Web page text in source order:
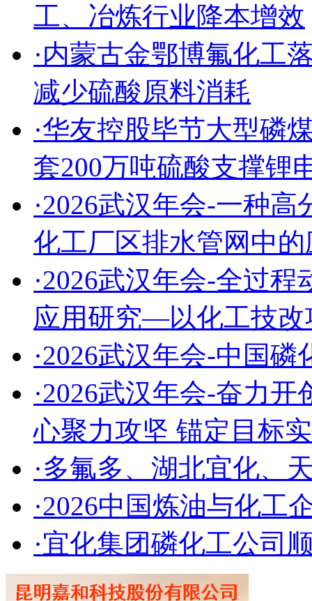
工、冶炼行业降本增效
·内蒙古金鄂博氟化工
减少硫酸原料消耗
·华友控股毕节大型磷
套200万吨硫酸支撑锂
·2026武汉年会-一种
化工厂区排水管网中
·2026武汉年会-全过
应用研究—以化工技改
·2026武汉年会-中国
·2026武汉年会-奋力
心聚力攻坚 锚定目标
·多氟多、湖北宜化、
·2026中国炼油与化工
·宜化集团磷化工公司